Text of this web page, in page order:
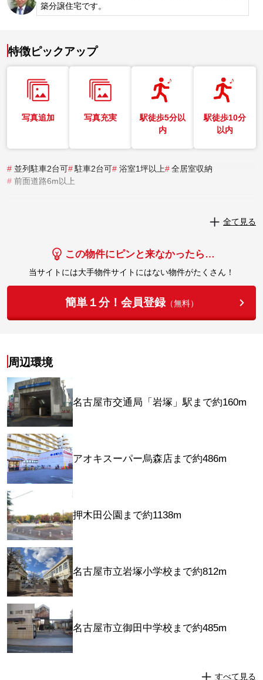
築分譲住宅です。
特徴ピックアップ
写真追加 写真充実
駅徒歩5分以
内
駅徒歩10分
以内
# 並列駐車2台可# 駐車2台可# 浴室1坪以上# 全居室収納
# 前面道路6m以上
全て見る
この物件にピンと来なかったら…
当サイトには大手物件サイトにはない物件がたくさん！
簡単１分！会員登録（無料）
周辺環境
名古屋市交通局「岩塚」駅まで約160m
アオキスーパー烏森店まで約486m
押木田公園まで約1138m
名古屋市立岩塚小学校まで約812m
名古屋市立御田中学校まで約485m
すべて見る